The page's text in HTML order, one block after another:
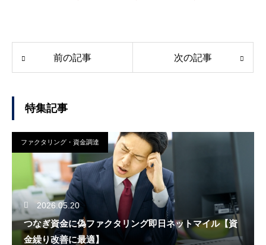
前の記事 次の記事
特集記事
ファクタリング・資金調達
2026.05.20
つなぎ資金に偽ファクタリング即日ネットマイル【資
金繰り改善に最適】